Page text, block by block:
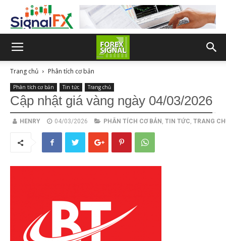
Trang chủ Phân tích cơ bản
Phân tích cơ bản Tin tức Trang chủ
Cập nhật giá vàng ngày 04/03/2026
HENRY 04/03/2026 PHÂN TÍCH CƠ BẢN , TIN TỨC, TRANG